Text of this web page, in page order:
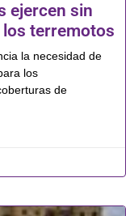
ejercen sin
terremotos
la necesidad de
los
de